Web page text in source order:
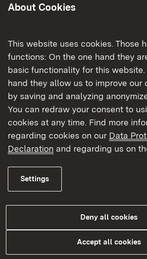
gutem Beispiel vorangehen und
dass die Luft sauberer und der
bekämpft wird. Öffentliche
starkes Mittel, um den Markt zu
umweltfreundliche Technologien
Für wen gilt das Gesetz?
Behörden, Körperschaften und
des Bundes und der Länder
Städte, Gemeinden und
Sektorenauftraggeber i. S. d. §
§ 2 Satz 1 Nummer 2
Auch bei Ausschreibungen für
Müllabfuhrdienste, die von
betrieben werden, muss
umweltfreundliche Fahrzeuge
About Cookies
This website uses cookies. Those
functions: On the one hand they
basic functionality for this
hand they allow us to improve our
by saving and analyzing
You can redraw your consent to
cookies at any time. Find more
regarding cookies on our Data
Declaration and regarding us on
Settings
Deny all cookies
Accept all cookies